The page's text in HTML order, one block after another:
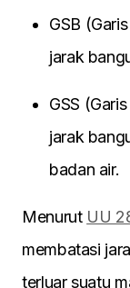
GSB
jarak
GSS
jarak
badan air.
Menurut UU
membatasi
terluar suatu